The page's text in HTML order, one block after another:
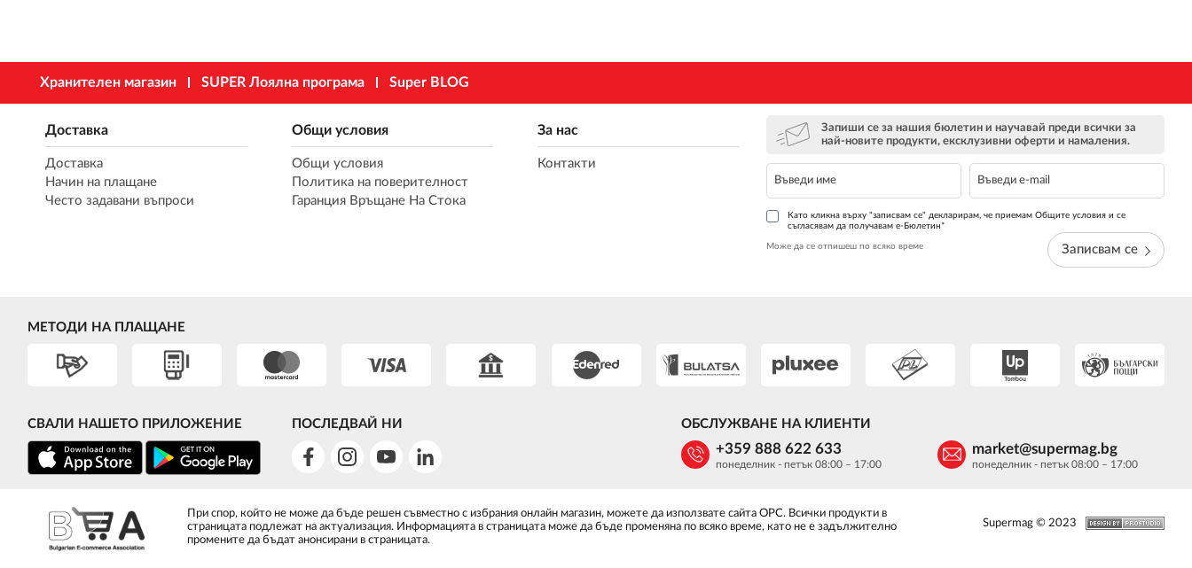
Хранителен магазин SUPER Лоялна програма Super BLOG
Доставка
Доставка
Начин на плащане
Често задавани въпроси
Общи условия
Общи условия
Политика на поверителност
Гаранция Връщане На Стока
За нас
Контакти
Запиши се за нашия бюлетин и научавай преди всички за
най-новите продукти, ексклузивни оферти и намаления.
Като кликна върху "записвам се" декларирам, че приемам Общите условия и се
съгласявам да получавам е-Бюлетин*
Може да се отпишеш по всяко време Записвам се
МЕТОДИ НА ПЛАЩАНЕ
СВАЛИ НАШЕТО ПРИЛОЖЕНИЕ ПОСЛЕДВАЙ НИ ОБСЛУЖВАНЕ НА КЛИЕНТИ
+359 888 622 633
понеделник - петък 08:00 – 17:00
market@supermag.bg
понеделник - петък 08:00 – 17:00
При спор, който не може да бъде решен съвместно с избрания онлайн магазин, можете да използвате сайта ОРС. Всички продукти в
страницата подлежат на актуализация. Информацията в страницата може да бъде променяна по всяко време, като не е задължително
промените да бъдат анонсирани в страницата.
Supermag © 2023